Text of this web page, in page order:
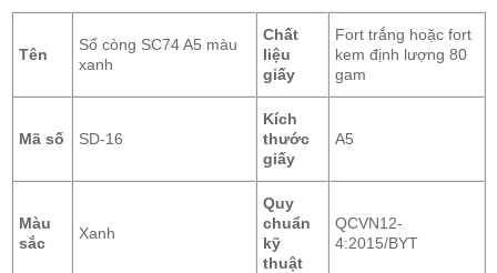
Tên
Sổ còng SC74 A5 màu
xanh
Chất
liệu
giấy
Fort trắng hoặc fort
kem định lượng 80
gam
Mã số SD-16
Kích
thước
giấy
A5
Màu
sắc
Xanh
Quy
chuẩn
kỹ
thuật
QCVN12-
4:2015/BYT